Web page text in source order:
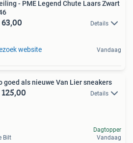
- PME Legend Chute Laars Zwart
Details
website Vandaag
goed als nieuwe Van Lier sneakers
Details
Bilt
Dagtopper
Vandaag